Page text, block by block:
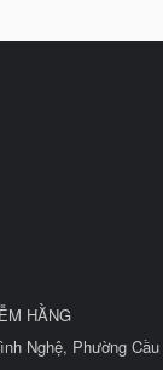
HẰNG
Nghệ, Phường